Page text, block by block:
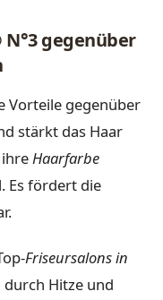
N°3 gegenüber
Vorteile gegenüber
stärkt das Haar
Haarfarbe
Es fördert die
Friseursalons in
durch Hitze und